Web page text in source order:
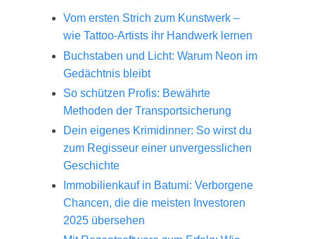
Vom ersten Strich zum Kunstwerk –
wie Tattoo-Artists ihr Handwerk lernen
Buchstaben und Licht: Warum Neon im
Gedächtnis bleibt
So schützen Profis: Bewährte
Methoden der Transportsicherung
Dein eigenes Krimidinner: So wirst du
zum Regisseur einer unvergesslichen
Geschichte
Immobilienkauf in Batumi: Verborgene
Chancen, die die meisten Investoren
2025 übersehen